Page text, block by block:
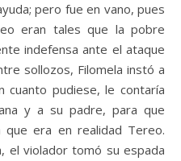
pero fue en vano, pues
eran tales que la pobre
indefensa ante el ataque
sollozos, Filomela instó a
pudiese, le contaría
y a su padre, para que
que era en realidad Tereo.
el violador tomó su espada